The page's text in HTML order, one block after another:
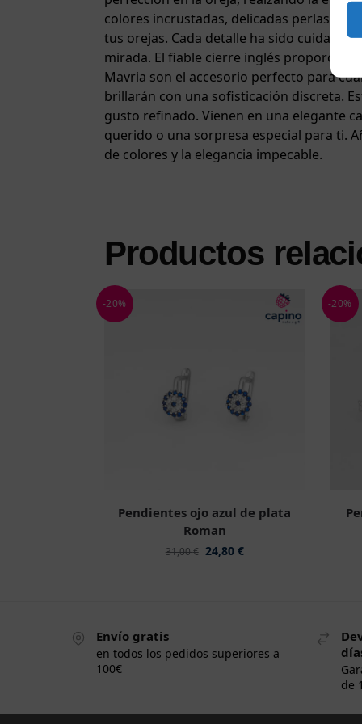
colores incrustadas, delicadas perlas y
tus orejas. Cada detalle ha sido
mirada. El fiable cierre inglés
Mavria son el accesorio perfecto para
brillarán con una sofisticación discreta.
gusto refinado. Vienen en una elegante
querido o una sorpresa especial para ti.
de colores y la elegancia impecable.
Productos
-20%
Pendientes ojo azul de plata
Roman
31,00€ 24,80 €
-20%
Envío gratis
en todos los pedidos superiores a
100€
de